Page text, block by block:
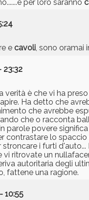
per loro saranno
e cavoli, sono oramai
23:32
è che vi ha
Ha detto che
che avrebbe
che o racconta
parole povere
contrastare lo
i furti
ritrovate un
autoritaria degli
fattene una ragione.
10:55